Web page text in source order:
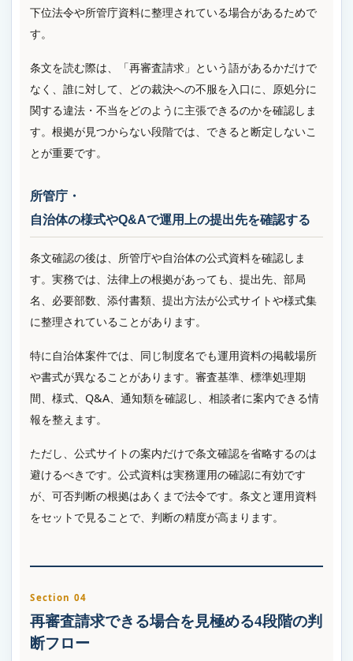
下位法令や所管庁資料に整理されている場合があるためで
す。
条文を読む際は、「再審査請求」という語があるかだけで
なく、誰に対して、どの裁決への不服を入口に、原処分に
関する違法・不当をどのように主張できるのかを確認しま
す。根拠が見つからない段階では、できると断定しないこ
とが重要です。
所管庁・
自治体の様式やQ&Aで運用上の提出先を確認する
条文確認の後は、所管庁や自治体の公式資料を確認しま
す。実務では、法律上の根拠があっても、提出先、部局
名、必要部数、添付書類、提出方法が公式サイトや様式集
に整理されていることがあります。
特に自治体案件では、同じ制度名でも運用資料の掲載場所
や書式が異なることがあります。審査基準、標準処理期
間、様式、Q&A、通知類を確認し、相談者に案内できる情
報を整えます。
ただし、公式サイトの案内だけで条文確認を省略するのは
避けるべきです。公式資料は実務運用の確認に有効です
が、可否判断の根拠はあくまで法令です。条文と運用資料
をセットで見ることで、判断の精度が高まります。
Section 04
再審査請求できる場合を見極める4段階の判
断フロー